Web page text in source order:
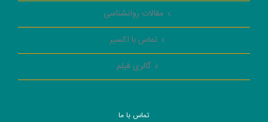
مقالات روانشناسی
تماس با اکسیر
گالری فیلم
تماس با ما